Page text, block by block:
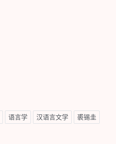
语言学 汉语言文学 裘锡圭